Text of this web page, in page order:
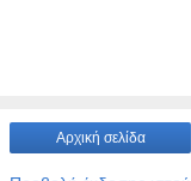
Αρχική σελίδα